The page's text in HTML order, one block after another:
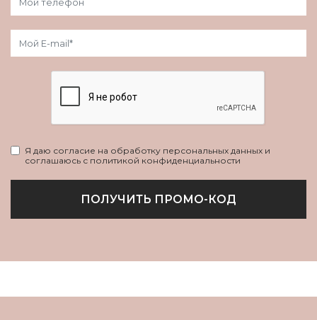
Я даю согласие на обработку персональных данных и
соглашаюсь с политикой конфиденциальности
ПОЛУЧИТЬ ПРОМО-КОД